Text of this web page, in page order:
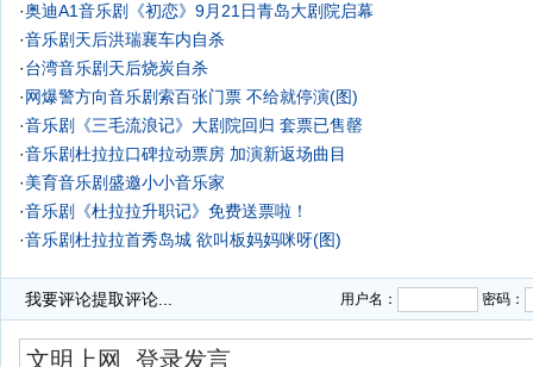
·奥迪A1音乐剧《初恋》9月21日青岛大剧院启幕
·音乐剧天后洪瑞襄车内自杀
·台湾音乐剧天后烧炭自杀
·网爆警方向音乐剧索百张门票 不给就停演(图)
·音乐剧《三毛流浪记》大剧院回归 套票已售罄
·音乐剧杜拉拉口碑拉动票房 加演新返场曲目
·美育音乐剧盛邀小小音乐家
·音乐剧《杜拉拉升职记》免费送票啦！
·音乐剧杜拉拉首秀岛城 欲叫板妈妈咪呀(图)
我要评论提取评论... 用户名： 密码：